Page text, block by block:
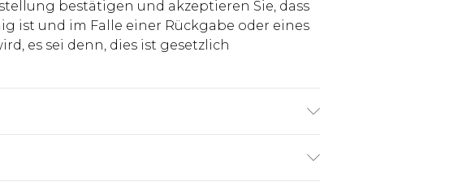
bestätigen und akzeptieren Sie, dass
ist und im Falle einer Rückgabe oder eines
es sei denn, dies ist gesetzlich